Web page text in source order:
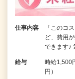
仕事内容
「このコ
ど、費用
できます♪
給与
時給1,500
円）